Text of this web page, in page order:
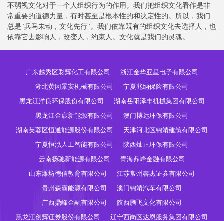
不弱视文化对于一个人组织行为的作用。我们把组织文化看作是非
常重要的道德力量，有时甚至是根本性的和决定性的。所以，我们
总是"兵马未动，文化先行"。我们依靠既有的组织文化去选择人，也
依靠它去影响人，改变人，约束人。文化就是我们的灵魂。
广东越秀区彩辉化工有限公司
浙江金华亚星电子有限公司
湖北黄冈景安机械有限公司
宁夏兆纳保险有限公司
黑龙江洋良环保股份有限公司
湖南岳阳泽丰机械集团有限公司
黑龙江金宸新能源有限公司
澳门博远环保有限公司
湖南芙蓉区恒通能源股份有限公司
天津河北区锦靖建筑有限公司
宁夏恒泓人工智能有限公司
陕西灿正环保有限公司
云南扬驰新能源有限公司
青海鼎峰金融有限公司
山东潍坊德信教育有限公司
江苏常州睿杰证券有限公司
贵州森霸能源有限公司
澳门锦靖汽车有限公司
广西鼎峰金融有限公司
陕西腾飞文化有限公司
黑龙江创辉证券股份有限公司
辽宁西岗区达恩服务集团有限公司